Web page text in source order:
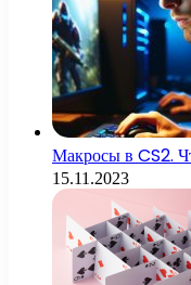
Макросы в CS2.
15.11.2023